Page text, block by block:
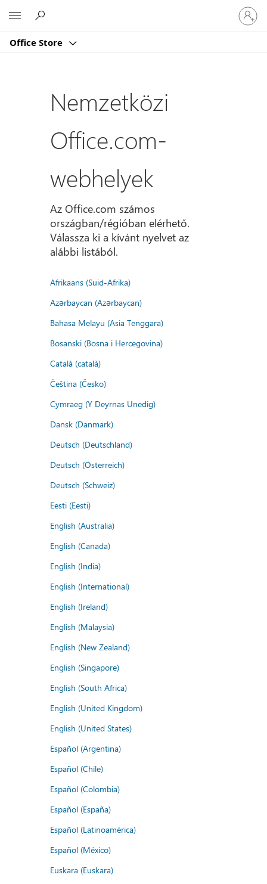
Office Store
be
a
Nemzetközi
Office.com-
webhelyek
Az Office.com számos
országban/régióban elérhető.
Válassza ki a kívánt nyelvet az
alábbi listából.
Afrikaans (Suid-Afrika)
Azərbaycan (Azərbaycan)
Bahasa Melayu (Asia Tenggara)
Bosanski (Bosna i Hercegovina)
Català (català)
Čeština (Česko)
Cymraeg (Y Deyrnas Unedig)
Dansk (Danmark)
Deutsch (Deutschland)
Deutsch (Österreich)
Deutsch (Schweiz)
Eesti (Eesti)
English (Australia)
English (Canada)
English (India)
English (International)
English (Ireland)
English (Malaysia)
English (New Zealand)
English (Singapore)
English (South Africa)
English (United Kingdom)
English (United States)
Español (Argentina)
Español (Chile)
Español (Colombia)
Español (España)
Español (Latinoamérica)
Español (México)
Euskara (Euskara)